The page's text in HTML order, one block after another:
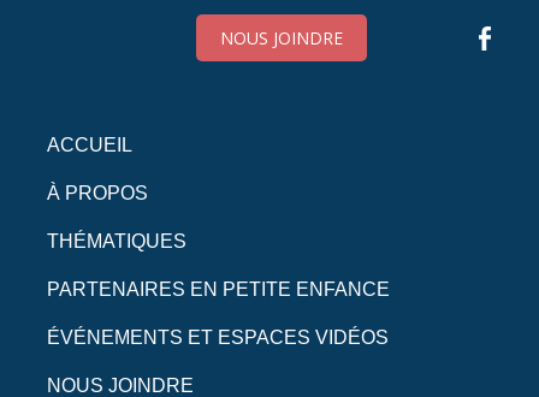
NOUS JOINDRE
ACCUEIL
À PROPOS
THÉMATIQUES
PARTENAIRES EN PETITE ENFANCE
ÉVÉNEMENTS ET ESPACES VIDÉOS
NOUS JOINDRE